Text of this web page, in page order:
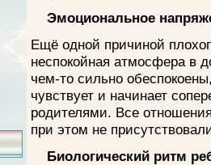
Эмоциональное
Ещё одной причиной
неспокойная атмосфера в
чем-то сильно
чувствует и начинает
родителями. Все
при этом не
Биологический ритм